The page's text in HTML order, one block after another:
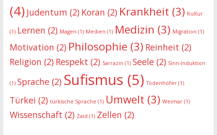
(4) Judentum (2) Koran (2) Krankheit (3) Kultur
(1) Lernen (2) Magen (1) Medien (1) Medizin (3) Migration (1)
Motivation (2) Philosophie (3) Reinheit (2)
Religion (2) Respekt (2) Sarrazin (1) Seele(2) Sinn-Induktion
(1) Sprache(2) Sufismus (5) Todenhöfer(1)
Türkei (2) türkische Sprache (1) Umwelt (3) Weimar(1)
Wissenschaft (2) Zaid (1) Zellen (2)